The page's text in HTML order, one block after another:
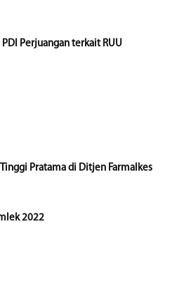
Perjuangan terkait RUU
Pratama di Ditjen Farmalkes
2022